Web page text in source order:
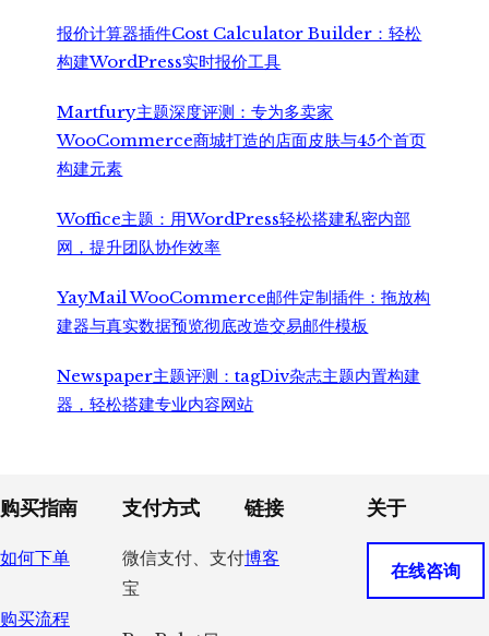
报价计算器插件Cost Calculator Builder：轻松
构建WordPress实时报价工具
Martfury主题深度评测：专为多卖家
WooCommerce商城打造的店面皮肤与45个首页
构建元素
Woffice主题：用WordPress轻松搭建私密内部
网，提升团队协作效率
YayMail WooCommerce邮件定制插件：拖放构
建器与真实数据预览彻底改造交易邮件模板
Newspaper主题评测：tagDiv杂志主题内置构建
器，轻松搭建专业内容网站
Footer
购买指南
如何下单
购买流程
支付方式
微信支付、支付
宝
链接
博客
关于
在线咨询